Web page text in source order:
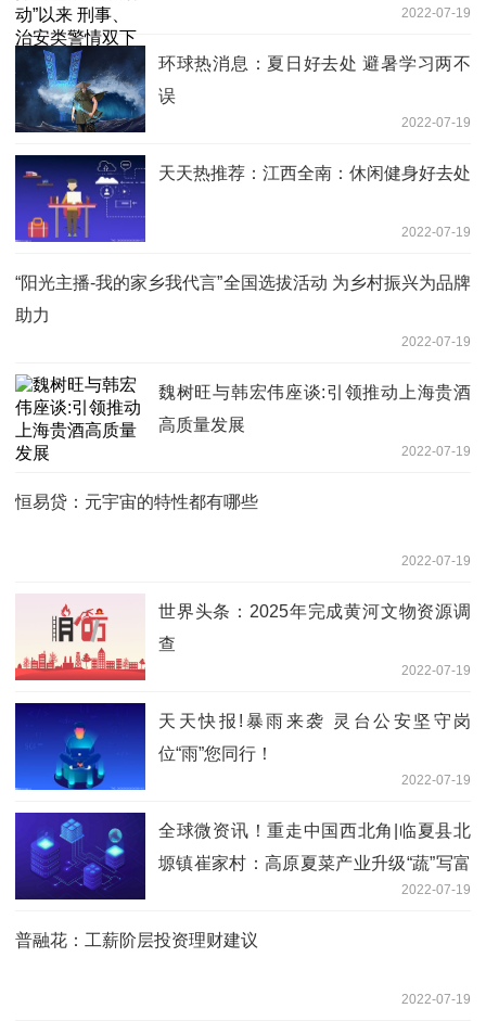
2022-07-19
环球热消息：夏日好去处 避暑学习两不
误
2022-07-19
天天热推荐：江西全南：休闲健身好去处
2022-07-19
“阳光主播-我的家乡我代言”全国选拔活动 为乡村振兴为品牌
助力
2022-07-19
魏树旺与韩宏伟座谈:引领推动上海贵酒
高质量发展
2022-07-19
恒易贷：元宇宙的特性都有哪些
2022-07-19
世界头条：2025年完成黄河文物资源调
查
2022-07-19
天天快报!暴雨来袭 灵台公安坚守岗
位“雨”您同行！
2022-07-19
全球微资讯！重走中国西北角|临夏县北
塬镇崔家村：高原夏菜产业升级“蔬”写富
2022-07-19
普融花：工薪阶层投资理财建议
2022-07-19